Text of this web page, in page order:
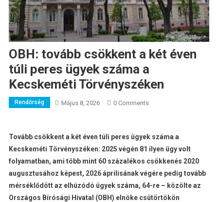
OBH: tovább csökkent a két éven
túli peres ügyek száma a
Kecskeméti Törvényszéken
Rendőrség Május 8, 2026 0 Comments
Tovább csökkent a két éven túli peres ügyek száma a
Kecskeméti Törvényszéken: 2025 végén 81 ilyen ügy volt
folyamatban, ami több mint 60 százalékos csökkenés 2020
augusztusához képest, 2026 áprilisának végére pedig tovább
mérséklődött az elhúzódó ügyek száma, 64-re – közölte az
Országos Bírósági Hivatal (OBH) elnöke csütörtökön